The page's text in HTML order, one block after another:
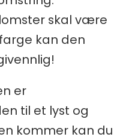
skal være
kan den
er
til et lyst og
kommer kan du